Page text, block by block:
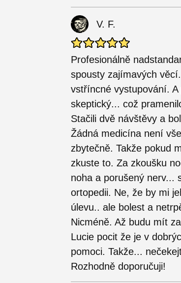
V. F.
Profesionálně
spousty zajímavých
vstříncné vystupování.
skeptický... což
Stačili dvě návštěvy a
Žádná medicína není
zbytečně. Takže pokud
zkuste to. Za zkoušku
noha a porušený nerv...
ortopedii. Ne, že by mi
úlevu.. ale bolest a
Nicméně. Až budu mít
Lucie pocit že je v
pomoci. Takže...
Rozhodně doporučuji!